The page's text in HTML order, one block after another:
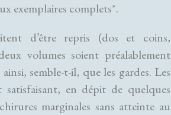
exemplaires complets*.
d’être repris (dos et coins,
volumes soient préalablement
semble-t-il, que les gardes. Les
en dépit de quelques
marginales sans atteinte au